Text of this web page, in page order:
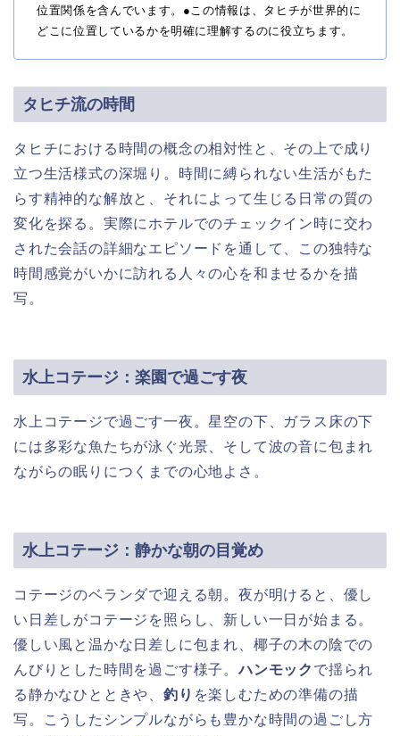
位置関係を含んでいます。●この情報は、タヒチが世界的に
どこに位置しているかを明確に理解するのに役立ちます。
タヒチ流の時間
タヒチにおける時間の概念の相対性と、その上で成り
立つ生活様式の深堀り。時間に縛られない生活がもた
らす精神的な解放と、それによって生じる日常の質の
変化を探る。実際にホテルでのチェックイン時に交わ
された会話の詳細なエピソードを通して、この独特な
時間感覚がいかに訪れる人々の心を和ませるかを描
写。
水上コテージ：楽園で過ごす夜
水上コテージで過ごす一夜。星空の下、ガラス床の下
には多彩な魚たちが泳ぐ光景、そして波の音に包まれ
ながらの眠りにつくまでの心地よさ。
水上コテージ：静かな朝の目覚め
コテージのベランダで迎える朝。夜が明けると、優し
い日差しがコテージを照らし、新しい一日が始まる。
優しい風と温かな日差しに包まれ、椰子の木の陰での
んびりとした時間を過ごす様子。ハンモック で揺られ
る静かなひとときや、 釣り を楽しむための準備の描
写。こうしたシンプルながらも豊かな時間の過ごし方